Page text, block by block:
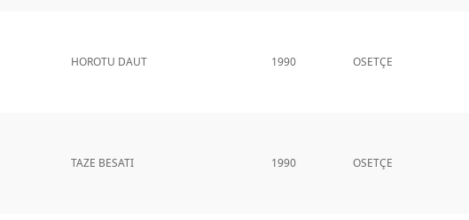
HOROTU DAUT 1990 OSETÇE
TAZE BESATI 1990 OSETÇE